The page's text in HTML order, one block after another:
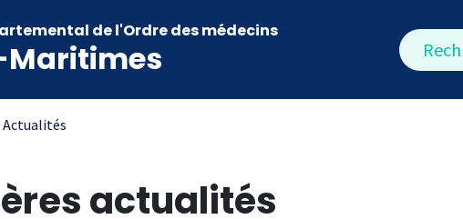
de l'Ordre des médecins Rechercher
Actualités
actualités